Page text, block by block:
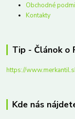
Obchodné
Kontakty
Tip - Článok o
https://
Kde nás